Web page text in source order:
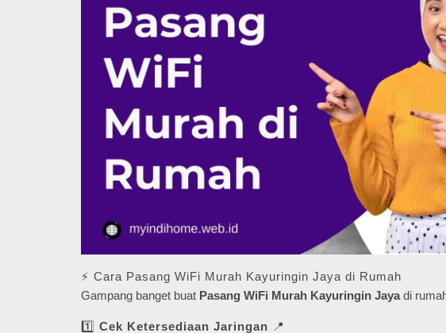
⚡ Cara Pasang WiFi Murah Kayuringin Jaya di Rumah
Gampang banget buat Pasang WiFi Murah Kayuringin Jayadi
1️⃣ Cek Ketersediaan Jaringan 📍